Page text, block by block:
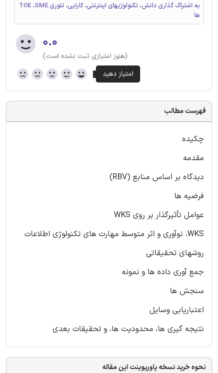
به اشتراک گذاری دانش، تکنولوژیهای اینترنتی، کارایی، تئوری TOE ،SME
ها
۰.۰
(هنوز امتیازی ثبت نشده است)
فهرست مطالب
چکیده
مقدمه
دیدگاه بر اساس منابع (RBV)
فرضیه ها
عوامل تأثیرگذار بر روی WKS
WKS، نوآوری و اثر متوسط مهارت های تکنولوژی اطلاعات
روشهای تحقیقاتی
جمع آوری داده ها و نمونه
سنجش ها
اعتباریابی وسایل
نتیجه گیری ها، محدودیت ها، و تحقیقات بعدی
نحوه خرید نسخه پاورپوینت این مقاله